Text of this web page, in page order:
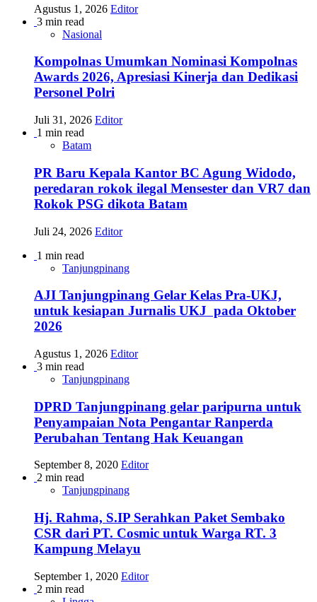
Agustus 1, 2026 Editor
3 min read
Nasional
Kompolnas Umumkan Nominasi Kompolnas
Awards 2026, Apresiasi Kinerja dan Dedikasi
Personel Polri
Juli 31, 2026 Editor
1 min read
Batam
PR Baru Kepala Kantor BC Agung Widodo,
peredaran rokok ilegal Mensester dan VR7 dan
Rokok PSG dikota Batam
Juli 24, 2026 Editor
1 min read
Tanjungpinang
AJI Tanjungpinang Gelar Kelas Pra-UKJ,
untuk kesiapan Jurnalis UKJ pada Oktober
2026
Agustus 1, 2026 Editor
3 min read
Tanjungpinang
DPRD Tanjungpinang gelar paripurna untuk
Penyampaian Nota Pengantar Ranperda
Perubahan Tentang Hak Keuangan
September 8, 2020 Editor
2 min read
Tanjungpinang
Hj. Rahma, S.IP Serahkan Paket Sembako
CSR dari PT. Cosmic untuk Warga RT. 3
Kampung Melayu
September 1, 2020 Editor
2 min read